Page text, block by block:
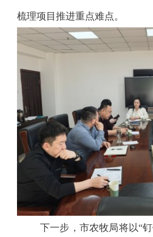
梳理项目推进重点难点。
下一步，市农牧局将以“